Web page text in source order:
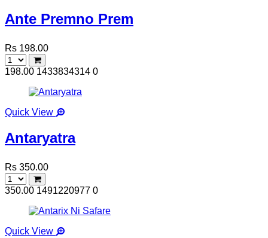
Ante Premno Prem
Rs 198.00
198.00 1433834314 0
Quick View
Antaryatra
Rs 350.00
350.00 1491220977 0
Quick View